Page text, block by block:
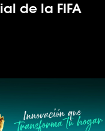
de la FIFA